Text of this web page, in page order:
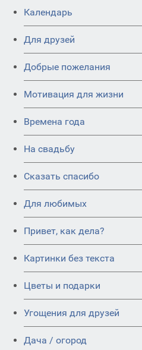
Календарь
Для друзей
Добрые пожелания
Мотивация для жизни
Времена года
На свадьбу
Сказать спасибо
Для любимых
Привет, как дела?
Картинки без текста
Цветы и подарки
Угощения для друзей
Дача / огород